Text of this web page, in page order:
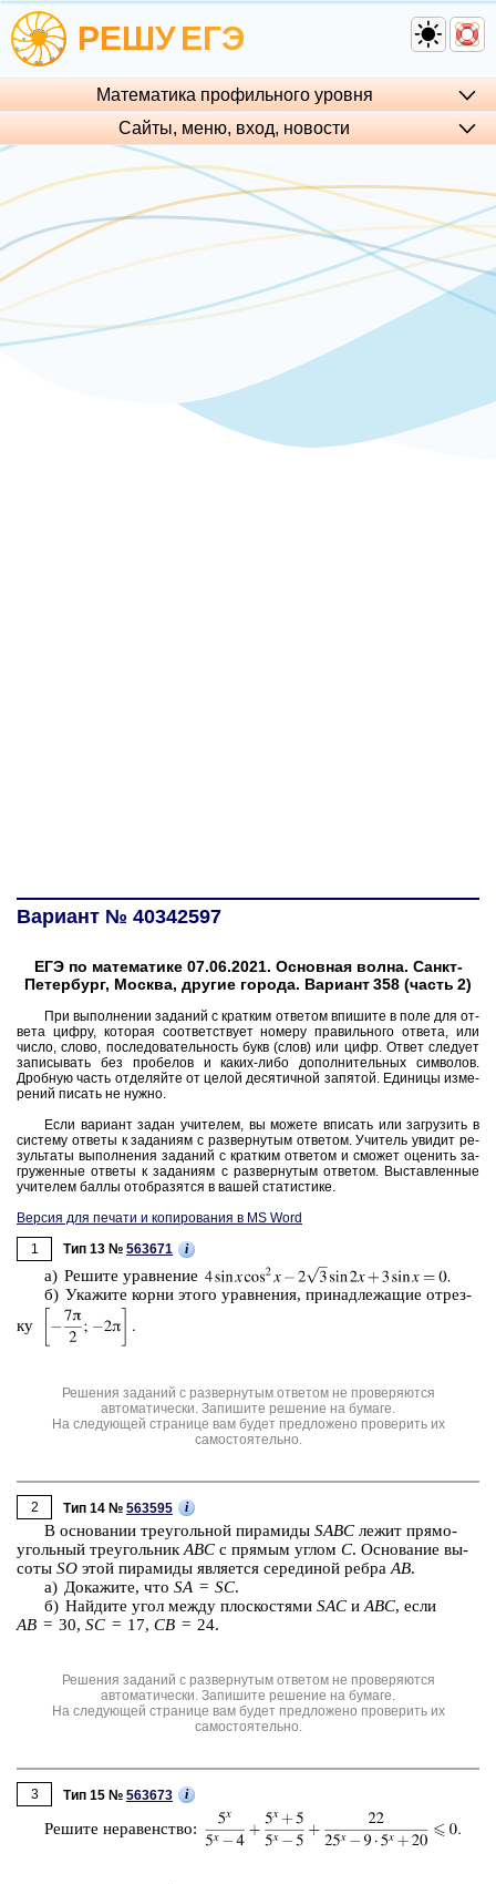
РЕШУЕГЭ
Математика профильного уровня
Сайты, меню, вход, но­во­сти
Вариант № 40342597
ЕГЭ по математике 07.06.2021. Основная волна. Санкт-
Петербург, Москва, другие города. Вариант 358 (часть 2)
При вы­пол­не­нии за­да­ний с крат­ким от­ве­том впи­ши­те в поле для от­
ве­та цифру, ко­то­рая со­от­вет­ству­ет но­ме­ру пра­виль­но­го от­ве­та, или
число, слово, по­сле­до­ва­тель­ность букв (слов) или цифр. Ответ сле­ду­ет
за­пи­сы­вать без про­бе­лов и каких-либо до­пол­ни­тель­ных сим­во­лов.
Дроб­ную часть от­де­ляй­те от целой де­ся­тич­ной за­пя­той. Еди­ни­цы из­ме­
ре­ний пи­сать не нужно.
Если ва­ри­ант задан учи­те­лем, вы мо­же­те впи­сать или за­гру­зить в
си­сте­му от­ве­ты к за­да­ни­ям с раз­вер­ну­тым от­ве­том. Учи­тель уви­дит ре­
зуль­та­ты вы­пол­не­ния за­да­ний с крат­ким от­ве­том и смо­жет оце­нить за­
гру­жен­ные от­ве­ты к за­да­ни­ям с раз­вер­ну­тым от­ве­том. Вы­став­лен­ные
учи­те­лем баллы отоб­ра­зят­ся в вашей ста­ти­сти­ке.
Версия для печати и копирования в MS Word
1
Тип 13 № 563671 i
a) Ре­ши­те урав­не­ние
б) Ука­жи­те корни этого урав­не­ния, при­над­ле­жа­щие от­рез­
ку
Решения заданий с развернутым ответом не проверяются
автоматически. Запишите решение на бумаге.
На следующей странице вам будет предложено проверить их
самостоятельно.
2 Тип 14 № 563595 i
В ос­но­ва­нии тре­уголь­ной пи­ра­ми­ды SABC лежит пря­мо­
уголь­ный тре­уголь­никABC с пря­мым углом C. Ос­но­ва­ние вы­
со­ты SO этой пи­ра­ми­ды яв­ля­ет­ся се­ре­ди­ной ребраAB.
а) До­ка­жи­те, что SA = SC.
б) Най­ди­те угол между плос­ко­стя­ми SAC иABC, если
AB = 30, SC = 17, СB = 24.
Решения заданий с развернутым ответом не проверяются
автоматически. Запишите решение на бумаге.
На следующей странице вам будет предложено проверить их
самостоятельно.
3 Тип 15 № 563673 i
Ре­ши­те не­ра­вен­ство: